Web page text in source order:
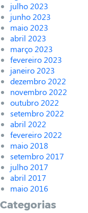
julho 2023
junho 2023
maio 2023
abril 2023
março 2023
fevereiro 2023
janeiro 2023
dezembro 2022
novembro 2022
outubro 2022
setembro 2022
abril 2022
fevereiro 2022
maio 2018
setembro 2017
julho 2017
abril 2017
maio 2016
Categorias